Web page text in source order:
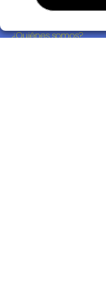
LOTERIA LA
¿Quiénes somos?